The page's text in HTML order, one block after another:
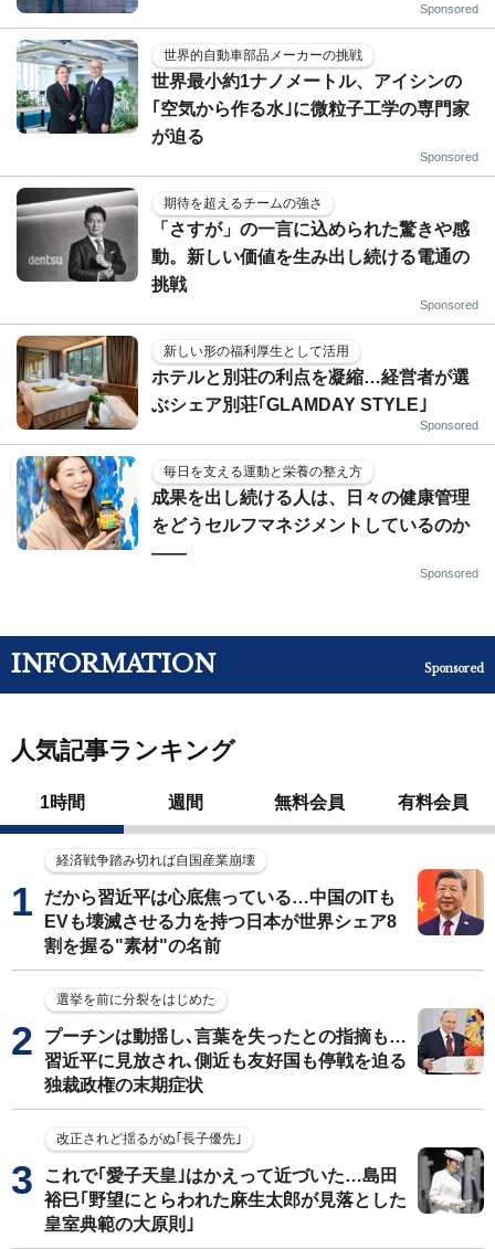
Sponsored
世界的自動車部品メーカーの挑戦
世界最小約1ナノメートル、アイシンの
｢空気から作る水｣に微粒子工学の専門家
が迫る
Sponsored
期待を超えるチームの強さ
「さすが」の一言に込められた驚きや感
動。新しい価値を生み出し続ける電通の
挑戦
Sponsored
新しい形の福利厚生として活用
ホテルと別荘の利点を凝縮…経営者が選
ぶシェア別荘｢GLAMDAY STYLE｣
Sponsored
毎日を支える運動と栄養の整え方
成果を出し続ける人は、日々の健康管理
をどうセルフマネジメントしているのか
——
Sponsored
INFORMATION Sponsored
人気記事ランキング
1時間 週間 無料会員 有料会員
経済戦争踏み切れば自国産業崩壊
だから習近平は心底焦っている…中国のITも
EVも壊滅させる力を持つ日本が世界シェア8
割を握る"素材"の名前
選挙を前に分裂をはじめた
プーチンは動揺し､言葉を失ったとの指摘も…
習近平に見放され､側近も友好国も停戦を迫る
独裁政権の末期症状
改正されど揺るがぬ｢長子優先｣
これで｢愛子天皇｣はかえって近づいた…島田
裕巳｢野望にとらわれた麻生太郎が見落とした
皇室典範の大原則｣